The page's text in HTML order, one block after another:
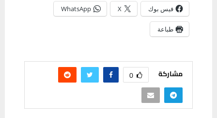
فيس بوك X
WhatsApp
طباعة
مشاركة 0